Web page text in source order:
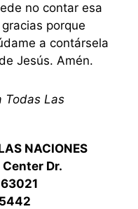
no contar esa
porque
a contársela
Jesús. Amén.
Todas Las
NACIONES
Dr.